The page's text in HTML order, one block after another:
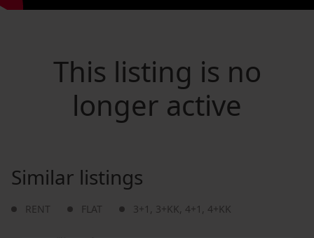
This listing is no
longer active
Similar listings
RENT FLAT 3+1 , 3+KK, 4+1 , 4+KK